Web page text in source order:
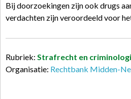
Bij doorzoekingen zijn ook drugs
verdachten zijn veroordeeld voor
Rubriek: Strafrecht en
Organisatie: Rechtbank Midden-